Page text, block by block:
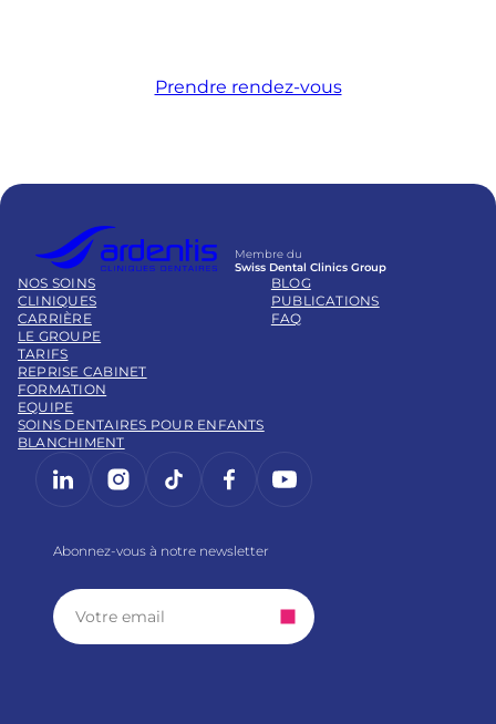
Prendre rendez-vous
Membre du
Swiss Dental Clinics Group
NOS SOINS
CLINIQUES
CARRIÈRE
LE GROUPE
TARIFS
BLOG
PUBLICATIONS
FAQ
REPRISE CABINET
FORMATION
EQUIPE
SOINS DENTAIRES POUR ENFANTS
BLANCHIMENT
LinkedInInstagram
https://www.tiktok.com/
Facebook
YouTube
Abonnez-vous à notre newsletter